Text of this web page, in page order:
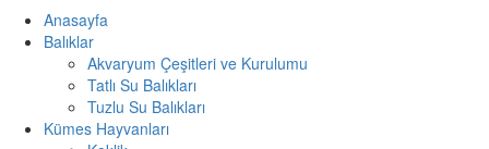
Anasayfa
Balıklar
Akvaryum Çeşitleri ve Kurulumu
Tatlı Su Balıkları
Tuzlu Su Balıkları
Kümes Hayvanları